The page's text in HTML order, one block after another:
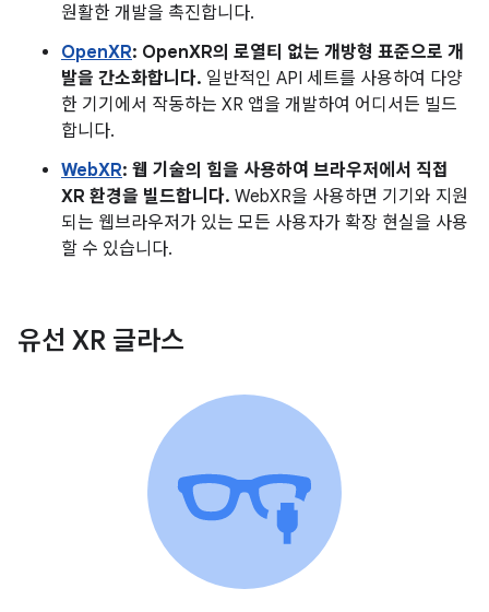
원활한 개발을 촉진합니다.
OpenXR: OpenXR의 로열티 없는 개방형 표준으로 개
발을 간소화합니다. 일반적인 API 세트를 사용하여 다양
한 기기에서 작동하는 XR 앱을 개발하여 어디서든 빌드
합니다.
WebXR: 웹 기술의 힘을 사용하여 브라우저에서 직접
XR 환경을 빌드합니다. WebXR을 사용하면 기기와 지원
되는 웹브라우저가 있는 모든 사용자가 확장 현실을 사용
할 수 있습니다.
유선 XR 글라스